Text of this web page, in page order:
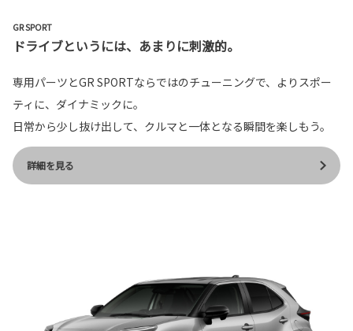
GR SPORT
ドライブというには、あまりに刺激的。
専用パーツとGR SPORTならではのチューニングで、よりスポー
ティに、ダイナミックに。
日常から少し抜け出して、クルマと一体となる瞬間を楽しもう。
詳細を見る